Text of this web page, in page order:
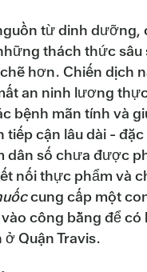
từ dinh dưỡng,
thách thức sâu
hơn. Chiến dịch
an ninh lương
bệnh mãn tính và
tiếp cận lâu dài -
dân số chưa được
nối thực phẩm và
cung cấp một
công bằng để có
Quận Travis.